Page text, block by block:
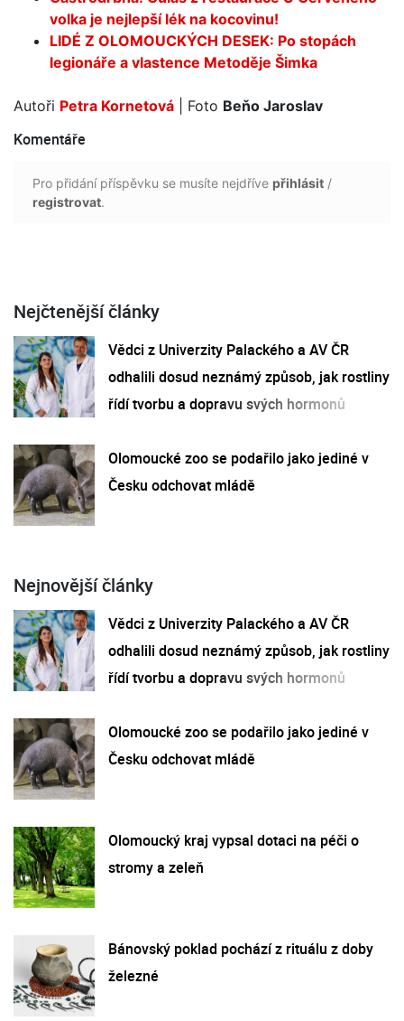
volka je nejlepší lék na kocovinu!
LIDÉ Z OLOMOUCKÝCH DESEK: Po stopách
legionáře a vlastence Metoděje Šimka
Autoři Petra Kornetová | Foto Beňo Jaroslav
Komentáře
Pro přidání příspěvku se musíte nejdříve přihlásit /
registrovat.
Nejčtenější články
Vědci z Univerzity Palackého a AV ČR
odhalili dosud neznámý způsob, jak rostliny
řídí tvorbu a dopravu svých hormonů
Olomoucké zoo se podařilo jako jediné v
Česku odchovat mládě
Nejnovější články
Vědci z Univerzity Palackého a AV ČR
odhalili dosud neznámý způsob, jak rostliny
řídí tvorbu a dopravu svých hormonů
Olomoucké zoo se podařilo jako jediné v
Česku odchovat mládě
Olomoucký kraj vypsal dotaci na péči o
stromy a zeleň
Bánovský poklad pochází z rituálu z doby
železné